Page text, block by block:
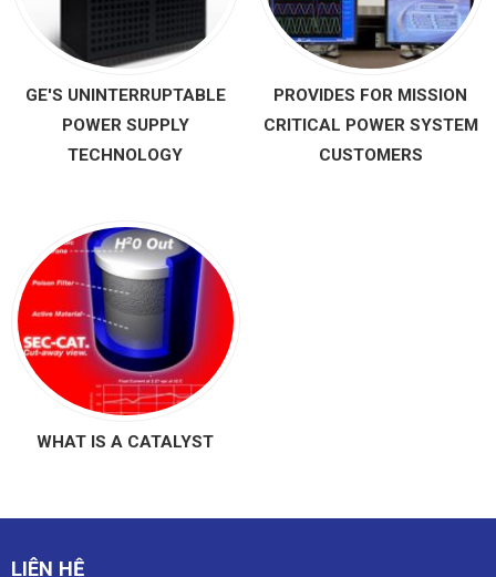
GE'S UNINTERRUPTABLE
POWER SUPPLY
TECHNOLOGY
PROVIDES FOR MISSION
CRITICAL POWER SYSTEM
CUSTOMERS
WHAT IS A CATALYST
LIÊN HỆ